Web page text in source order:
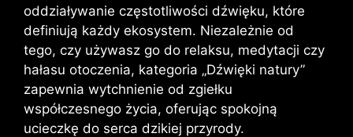
oddziaływanie częstotliwości dźwięku, które
definiują każdy ekosystem. Niezależnie od
tego, czy używasz go do relaksu, medytacji czy
hałasu otoczenia, kategoria „Dźwięki natury”
zapewnia wytchnienie od zgiełku
współczesnego życia, oferując spokojną
ucieczkę do serca dzikiej przyrody.